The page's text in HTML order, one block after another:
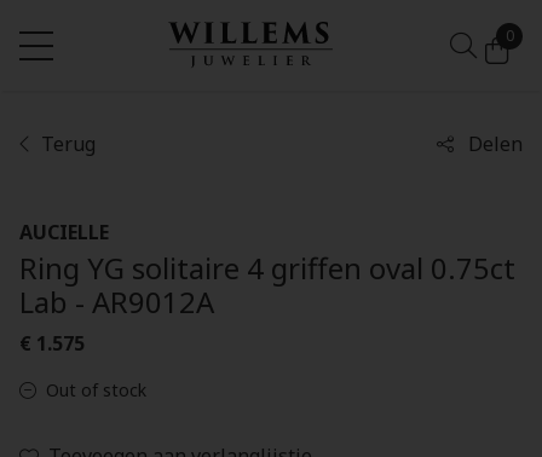
0
Terug Delen
AUCIELLE
Ring YG solitaire 4 griffen oval 0.75ct
Lab - AR9012A
€ 1.575
Out of stock